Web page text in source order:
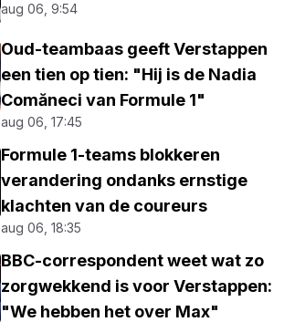
aug 06, 9:54
Oud-teambaas geeft Verstappen
een tien op tien: "Hij is de Nadia
Comăneci van Formule 1"
aug 06, 17:45
Formule 1-teams blokkeren
verandering ondanks ernstige
klachten van de coureurs
aug 06, 18:35
BBC-correspondent weet wat zo
zorgwekkend is voor Verstappen:
"We hebben het over Max"